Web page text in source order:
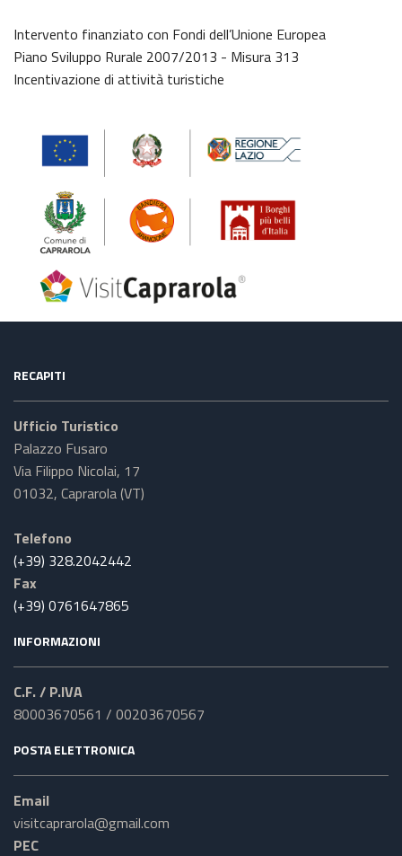
Intervento finanziato con Fondi dell’Unione Europea
Piano Sviluppo Rurale 2007/2013 - Misura 313
Incentivazione di attività turistiche
RECAPITI
Ufficio Turistico
Palazzo Fusaro
Via Filippo Nicolai, 17
01032, Caprarola (VT)
Telefono
(+39) 328.2042442
Fax
(+39) 0761647865
INFORMAZIONI
C.F. / P.IVA
80003670561 / 00203670567
POSTA ELETTRONICA
Email
visitcaprarola@gmail.com
PEC